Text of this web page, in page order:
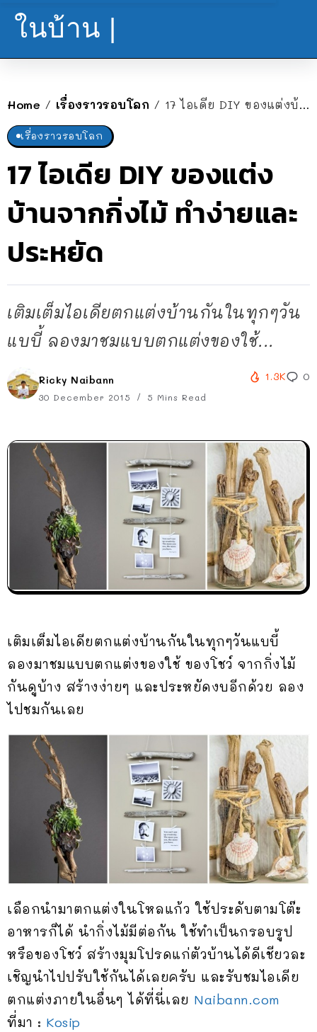
ในบ้าน |
Home / เรื่องราวรอบโลก / 17 ไอเดีย DIY ของแต่งบ้านจากกิ่งไม้ ทำง่ายและประหยัด
เรื่องราวรอบโลก
17 ไอเดีย DIY ของแต่ง
บ้านจากกิ่งไม้ ทำง่ายและ
ประหยัด
เติมเต็มไอเดียตกแต่งบ้านกันในทุกๆวัน
แบบี้ ลองมาชมแบบตกแต่งของใช้...
Ricky Naibann
30 December 2015 5 Mins Read
1.3K 0
เติมเต็มไอเดียตกแต่งบ้านกันในทุกๆวันแบบี้
ลองมาชมแบบตกแต่งของใช้ ของโชว์ จากกิ่งไม้
กันดูบ้าง สร้างง่ายๆ และประหยัดงบอีกด้วย ลอง
ไปชมกันเลย
เลือกนำมาตกแต่งในโหลแก้ว ใช้ประดับตามโต๊ะ
อาหารก็ได้ นำกิ่งไม้มีต่อกัน ใช้ทำเป็นกรอบรูป
หรือของโชว์ สร้างมุมโปรดแก่ตัวบ้านได้ดีเชียวละ
เชิญนำไปปรับใช้กันได้เลยครับ และรับชมไอเดีย
ตกแต่งภายในอื่นๆ ได้ที่นี่เลย Naibann.com
ที่มา : Kosip